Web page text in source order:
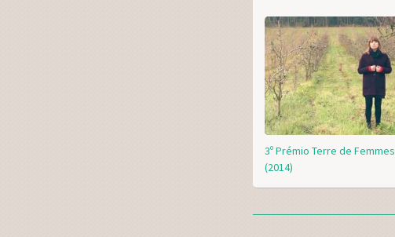
3º Prémio Terre de Femmes
(2014)